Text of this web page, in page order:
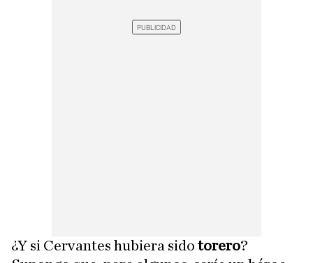
¿Y si Cervantes hubiera sido torero?